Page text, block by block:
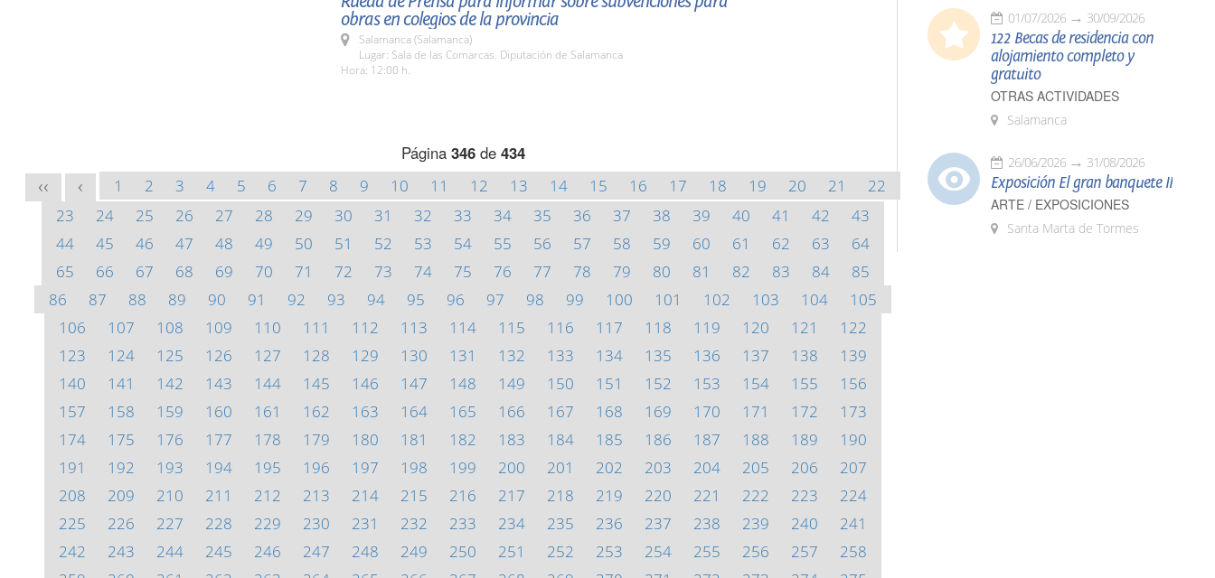
obras en colegios de la provincia
Salamanca (Salamanca)
Lugar: Sala de las Comarcas. Diputación de Salamanca
Hora: 12:00 h.
Página 346de 434
<< < 1 2 3 4 5 6 7 8 9 10 11 12 13 14 15 16 17 18 19 20 21
22
23
24 25 26 27 28 29 30 31 32 33 34 35 36 37 38 39 40 41 42
43
44
45 46 47 48 49 50 51 52 53 54 55 56 57 58 59 60 61 62 63
64
65
66 67 68 69 70 71 72 73 74 75 76 77 78 79 80 81 82 83 84
85
86
87 88 89 90 91 92 93 94 95 96 97 98 99 100 101 102 103 104
105
106
107 108 109 110 111 112 113 114 115 116 117 118 119 120 121
122
123
124 125 126 127 128 129 130 131 132 133 134 135 136 137 138
139
140
141 142 143 144 145 146 147 148 149 150 151 152 153 154 155
156
157
158 159 160 161 162 163 164 165 166 167 168 169 170 171 172
173
174
175 176 177 178 179 180 181 182 183 184 185 186 187 188 189
190
191
192 193 194 195 196 197 198 199 200 201 202 203 204 205 206
207
208
209 210 211 212 213 214 215 216 217 218 219 220 221 222 223
224
225
226 227 228 229 230 231 232 233 234 235 236 237 238 239 240
241
242
243 244 245 246 247 248 249 250 251 252 253 254 255 256 257
258
01/07/2026 30/09/2026
122 Becas de residencia con
alojamiento completo y
gratuito
OTRAS ACTIVIDADES
Salamanca
26/06/2026 31/08/2026
Exposición El gran banquete II
ARTE / EXPOSICIONES
Santa Marta de Tormes